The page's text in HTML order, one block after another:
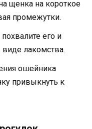
щенка на короткое
промежутки.
его и
лакомства.
ошейника
привыкнуть к